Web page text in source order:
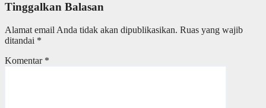
Tinggalkan Balasan
Alamat email Anda tidak akan dipublikasikan. Ruas yang wajib
ditandai *
Komentar *